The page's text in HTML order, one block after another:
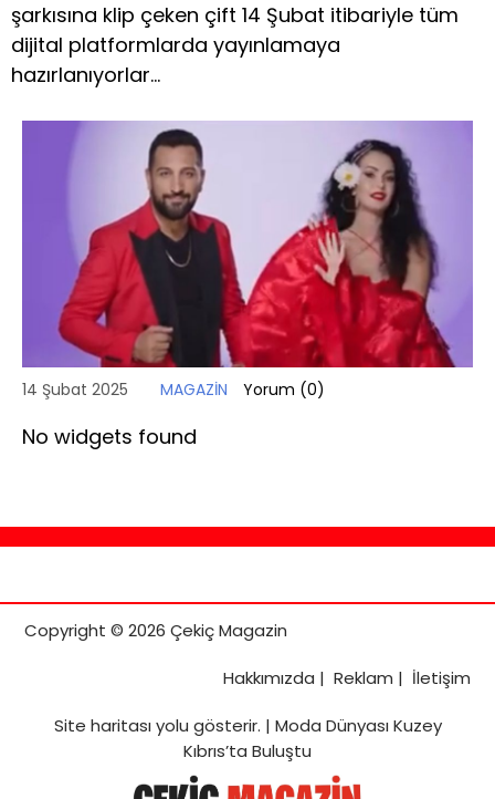
şarkısına klip çeken çift 14 Şubat itibariyle tüm
dijital platformlarda yayınlamaya
hazırlanıyorlar…
14 Şubat 2025 MAGAZİN Yorum (0)
No widgets found
Copyright © 2026 Çekiç Magazin
Hakkımızda | Reklam | İletişim
Site haritasıyolu gösterir. | Moda Dünyası Kuzey
Kıbrıs’ta Buluştu